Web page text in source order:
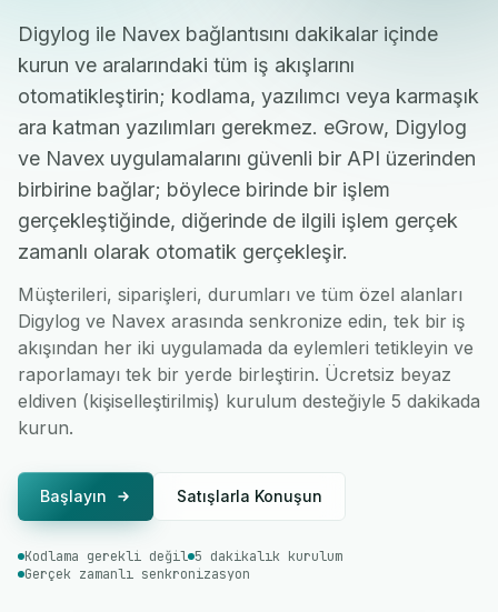
Digylog ile Navex bağlantısını dakikalar içinde
kurun ve aralarındaki tüm iş akışlarını
otomatikleştirin; kodlama, yazılımcı veya karmaşık
ara katman yazılımları gerekmez. eGrow, Digylog
ve Navex uygulamalarını güvenli bir API üzerinden
birbirine bağlar; böylece birinde bir işlem
gerçekleştiğinde, diğerinde de ilgili işlem gerçek
zamanlı olarak otomatik gerçekleşir.
Müşterileri, siparişleri, durumları ve tüm özel alanları
Digylog ve Navex arasında senkronize edin, tek bir iş
akışından her iki uygulamada da eylemleri tetikleyin ve
raporlamayı tek bir yerde birleştirin. Ücretsiz beyaz
eldiven (kişiselleştirilmiş) kurulum desteğiyle 5 dakikada
kurun.
Başlayın Satışlarla Konuşun
Kodlama gerekli değil 5 dakikalık kurulum
Gerçek zamanlı senkronizasyon